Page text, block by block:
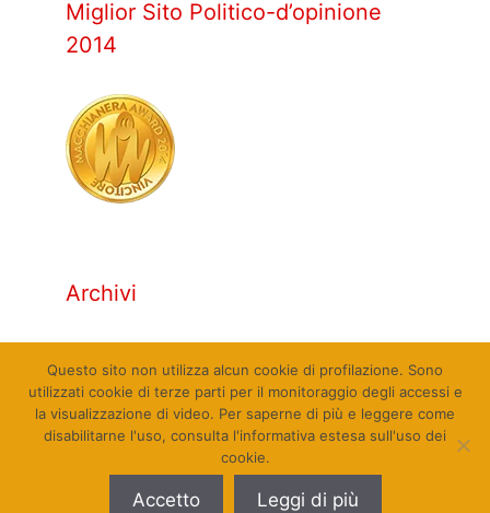
Miglior Sito Politico-d’opinione
2014
Archivi
© Qualcosa di Sinistra 2010 - 2026. Tutti i diritti
Questo sito non utilizza alcun cookie di profilazione. Sono
utilizzati cookie di terze parti per il monitoraggio degli accessi e
la visualizzazione di video. Per saperne di più e leggere come
disabilitarne l'uso, consulta l'informativa estesa sull'uso dei
cookie.
Accetto Leggi di più